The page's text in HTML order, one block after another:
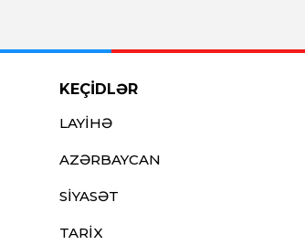
KEÇİDLƏR
LAYİHƏ
AZƏRBAYCAN
SİYASƏT
TARİX